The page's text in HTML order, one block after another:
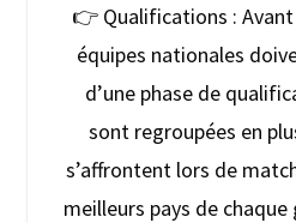
👉 Qualifications :
équipes nationales
d’une phase de
sont regroupées en
s’affrontent lors de
meilleurs pays de